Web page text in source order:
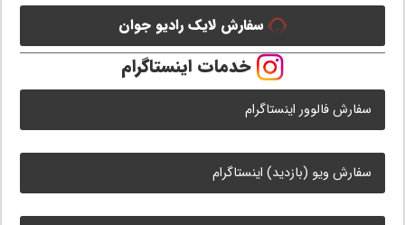
سفارش لایک رادیو جوان
خدمات اینستاگرام
سفارش فالوور اینستاگرام
سفارش ویو (بازدید) اینستاگرام